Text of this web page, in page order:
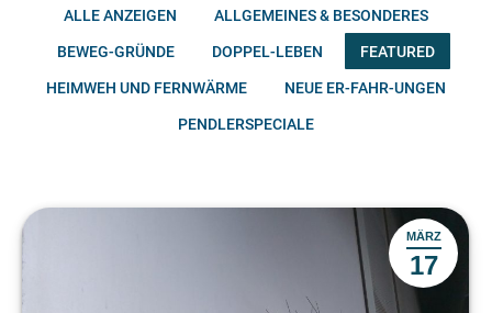
ALLE ANZEIGEN ALLGEMEINES & BESONDERES
BEWEG-GRÜNDE DOPPEL-LEBEN FEATURED
HEIMWEH UND FERNWÄRME NEUE ER-FAHR-UNGEN
PENDLERSPECIALE
MÄRZ
17